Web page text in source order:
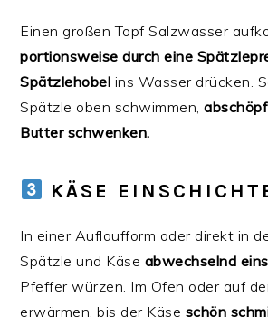
Einen großen Topf Salzwasser
portionsweise durch eine
Spätzlehobel ins Wasser drücken.
Spätzle oben schwimmen,
Butter schwenken.
KÄSE
In einer Auflaufform oder direkt in
Spätzle und Käse abwechselnd
Pfeffer würzen. Im Ofen oder auf
erwärmen, bis der Käse schön